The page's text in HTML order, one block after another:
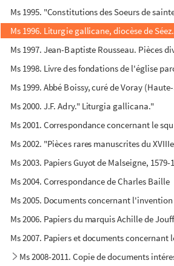
Ms 1995. "Constitutions des Soeurs de
Ms 1996. Liturgie gallicane, diocèse de Séez.
Ms 1997. Jean-Baptiste Rousseau. Pièces
Ms 1998. Livre des fondations de l'église
Ms 1999. Abbé Boissy, curé de Voray
Ms 2000. J.F. Adry." Liturgia gallicana."
Ms 2001. Correspondance concernant le
Ms 2002. "Pièces rares manuscrites du
Ms 2003. Papiers Guyot de Malseigne, 1579-
Ms 2004. Correspondance de Charles Baille
Ms 2005. Documents concernant
Ms 2006. Papiers du marquis Achille de
Ms 2007. Papiers et documents
Ms 2008-2011. Copie de documents